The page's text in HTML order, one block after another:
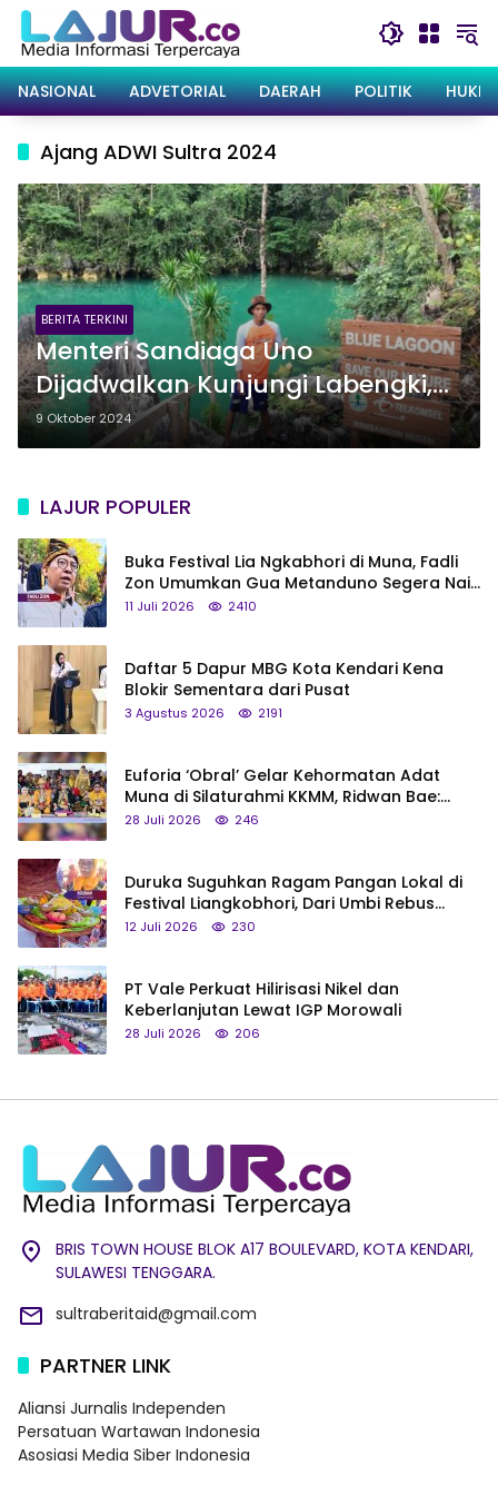
Langsung
konten
NASIONAL
ADVETORIAL DAERAH POLITIK
Ajang ADWI Sultra 2024
BERITA TERKINI
Menteri Sandiaga Uno
Dijadwalkan Kunjungi Labengki,
Desa Wisata yang Lolos Ajang
ADWI 2024
9 Oktober 2024
LAJUR POPULER
Buka Festival Lia Ngkabhori di Muna, Fadli
Zon Umumkan Gua Metanduno Segera Naik
Status Jadi Cagar Budaya Nasional
11 Juli 2026 2410
Daftar 5 Dapur MBG Kota Kendari Kena
Blokir Sementara dari Pusat
3 Agustus 2026 2191
Euforia ‘Obral’ Gelar Kehormatan Adat
Muna di Silaturahmi KKMM, Ridwan Bae:
Saya Bukan Tipe Begitu, Belum Pantas!
28 Juli 2026 246
Duruka Suguhkan Ragam Pangan Lokal di
Festival Liangkobhori, Dari Umbi Rebus
hingga Tumpeng Beras Muna
12 Juli 2026 230
PT Vale Perkuat Hilirisasi Nikel dan
Keberlanjutan Lewat IGP Morowali
28 Juli 2026 206
BRIS TOWN HOUSE BLOK A17 BOULEVARD, KOTA KENDARI,
SULAWESI TENGGARA.
sultraberitaid@gmail.com
PARTNER LINK
Aliansi Jurnalis Independen
Persatuan Wartawan Indonesia
Asosiasi Media Siber Indonesia